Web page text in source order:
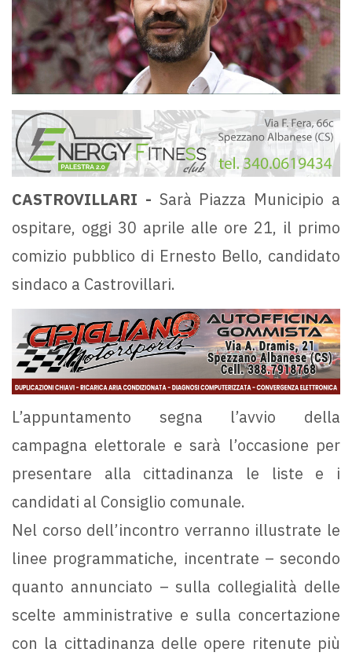
CASTROVILLARI - Sarà Piazza Municipio a
ospitare, oggi 30 aprile alle ore 21, il primo
comizio pubblico di Ernesto Bello, candidato
sindaco a Castrovillari.
L’appuntamento segna l’avvio della
campagna elettorale e sarà l’occasione per
presentare alla cittadinanza le liste e i
candidati al Consiglio comunale.
Nel corso dell’incontro verranno illustrate le
linee programmatiche, incentrate – secondo
quanto annunciato – sulla collegialità delle
scelte amministrative e sulla concertazione
con la cittadinanza delle opere ritenute più